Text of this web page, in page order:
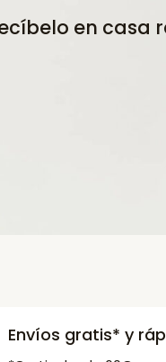
en casa
Envíos gratis* y